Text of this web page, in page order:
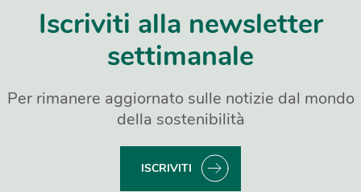
Iscriviti alla newsletter
settimanale
Per rimanere aggiornato sulle notizie dal mondo
della sostenibilità
ISCRIVITI